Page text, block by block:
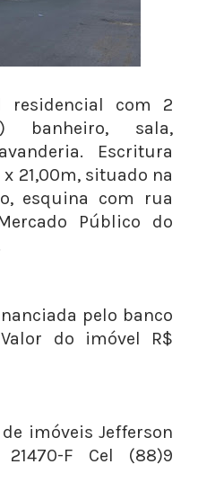
residencial com 2
banheiro, sala,
Escritura
21,00m, situado na
esquina com rua
Público do
pelo banco
do imóvel R$
imóveis Jefferson
21470-F Cel (88)9